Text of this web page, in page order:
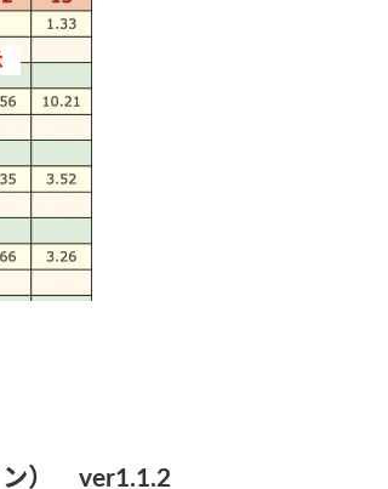
ン） ver1.1.2